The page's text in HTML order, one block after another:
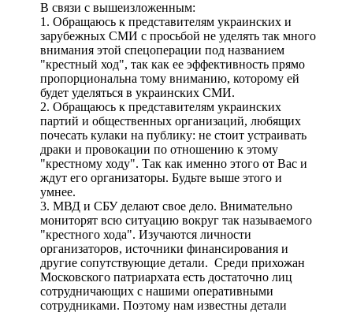
В связи с вышеизложенным:
1. Обращаюсь к представителям украинских и
зарубежных СМИ с просьбой не уделять так много
внимания этой спецоперации под названием
"крестный ход", так как ее эффективность прямо
пропорциональна тому вниманию, которому ей
будет уделяться в украинских СМИ.
2. Обращаюсь к представителям украинских
партий и общественных организаций, любящих
почесать кулаки на публику: не стоит устраивать
драки и провокации по отношению к этому
"крестному ходу". Так как именно этого от Вас и
ждут его организаторы. Будьте выше этого и
умнее.
3. МВД и СБУ делают свое дело. Внимательно
мониторят всю ситуацию вокруг так называемого
"крестного хода". Изучаются личности
организаторов, источники финансирования и
другие сопутствующие детали. Среди прихожан
Московского патриархата есть достаточно лиц
сотрудничающих с нашими оперативными
сотрудниками. Поэтому нам известны детали